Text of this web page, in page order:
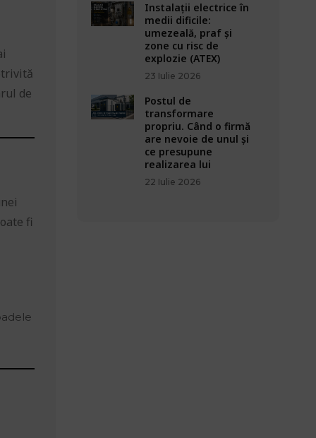
de
fi
Instalații electrice în
medii dificile:
umezeală, praf și
zone cu risc de
explozie (ATEX)
23 Iulie 2026
Postul de
transformare
propriu. Când o firmă
are nevoie de unul și
ce presupune
realizarea lui
22 Iulie 2026